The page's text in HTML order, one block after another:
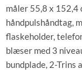
måler 55,8 x 152,4
håndpulshåndtag,
flaskeholder,
blæser med 3
bundplade, 2-